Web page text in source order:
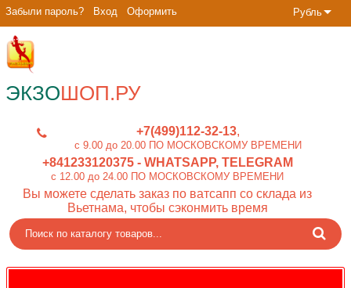
Рубль
Забыли пароль? Вход Оформить
ЭКЗОШОП.РУ
+7(499)112-32-13
c 9.00 до 20.00 ПО МОСКОВСКОМУ ВРЕМЕНИ
+841233120375- WHATSAPP, TELEGRAM
c 12.00 до 24.00 ПО МОСКОВСКОМУ ВРЕМЕНИ
Вы можете сделать заказ по ватсапп со склада из
Вьетнама, чтобы сэконмить время